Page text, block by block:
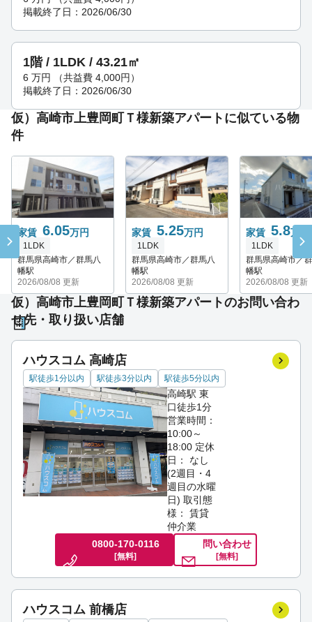
掲載終了日：2026/06/30
1階 / 1LDK / 43.21㎡
6 万円
（共益費 4,000円）
掲載終了日：2026/06/30
仮）高崎市上豊岡町Ｔ様新築アパートに似ている物
件
家賃 6.05万円
1LDK
群馬県高崎市／群馬八
幡駅
2026/08/08 更新
家賃 5.25万円
1LDK
群馬県高崎市／群馬八
幡駅
2026/08/08 更新
家賃 5.8万円
1LDK
群馬県高崎市／
幡駅
2026/08/08 更新
仮）高崎市上豊岡町Ｔ様新築アパートのお問い合わ
せ先・取り扱い店舗
ハウスコム 高崎店
駅徒歩1分以内 駅徒歩3分以内 駅徒歩5分以内
高崎駅 東
口徒歩1分
営業時間：
10:00～
18:00 定休
日： なし
(2週目・4
週目の水曜
日)取引態
様： 賃貸
仲介業
0800-170-0116
[無料]
問い合わせ
[無料]
ハウスコム 前橋店